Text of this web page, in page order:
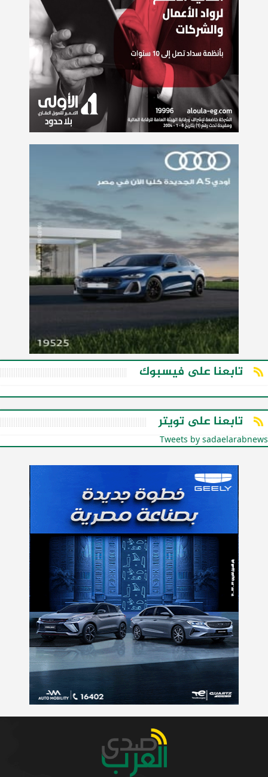
تابعنا على فيسبوك
تابعنا على تويتر
Tweets by sadaelarabnews